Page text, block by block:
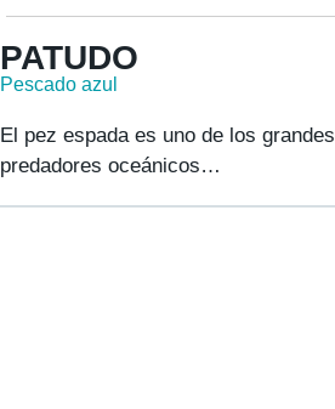
PATUDO
Pescado azul
El pez espada es uno de los grandes
predadores oceánicos…